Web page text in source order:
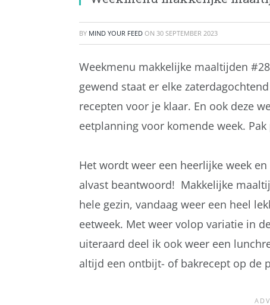
BY MIND YOUR FEED ON 30 SEPTEMBER 2023
Weekmenu makkelijke maaltijden
gewend staat er elke
recepten voor je klaar. En ook deze
eetplanning voor komende week.
Het wordt weer een heerlijke week
alvast beantwoord! Makkelijke
hele gezin, vandaag weer een heel
eetweek. Met weer volop variatie in
uiteraard deel ik ook weer een
altijd een ontbijt- of bakrecept op de